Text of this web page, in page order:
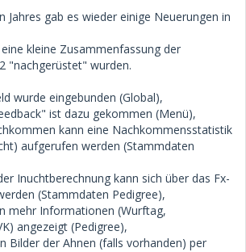
Jahres gab es wieder einige Neuerungen in
kleine Zusammenfassung der
"nachgerüstet" wurden.
wurde eingebunden (Global),
ist dazu gekommen (Menü),
kann eine Nachkommensstatistik
aufgerufen werden (Stammdaten
Inuchtberechnung kann sich über das Fx-
(Stammdaten Pedigree),
mehr Informationen (Wurftag,
angezeigt (Pedigree),
Bilder der Ahnen (falls vorhanden) per